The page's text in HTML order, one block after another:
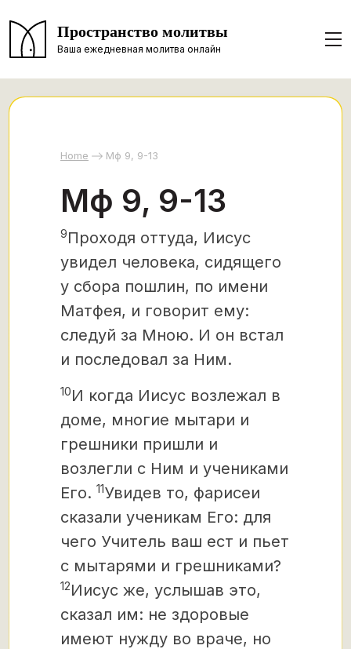
Пространство молитвы
Ваша ежедневная молитва онлайн
Home Мф 9, 9-13
Мф 9, 9-13
9Проходя оттуда, Иисус
увидел человека, сидящего
у сбора пошлин, по имени
Матфея, и говорит ему:
следуй за Мною. И он встал
и последовал за Ним.
10И когда Иисус возлежал в
доме, многие мытари и
грешники пришли и
возлегли с Ним и учениками
Его. 11Увидев то, фарисеи
сказали ученикам Его: для
чего Учитель ваш ест и пьет
с мытарями и грешниками?
12Иисус же, услышав это,
сказал им: не здоровые
имеют нужду во враче, но